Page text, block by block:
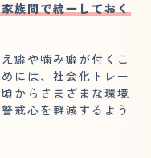
族間で統一しておく
癖や噛み癖が付くこ
には、社会化トレー
からさまざまな環境
戒心を軽減するよう